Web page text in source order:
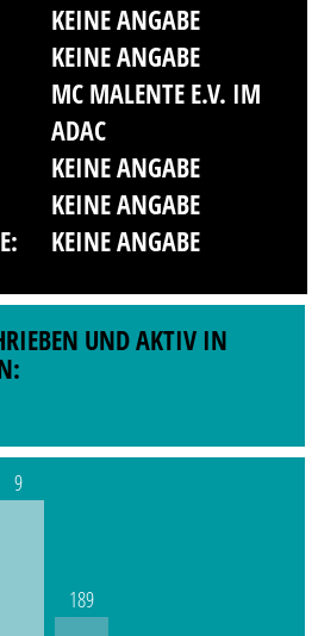
KEINE ANGABE
KEINE ANGABE
MC MALENTE E.V. IM
ADAC
KEINE ANGABE
KEINE ANGABE
KEINE ANGABE
UND AKTIV IN
9
189